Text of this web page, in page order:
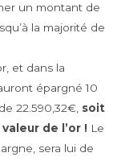
un montant de
la majorité de
et dans la
épargné 10
22.590,32€, soit
de l’or ! Le
sera lui de